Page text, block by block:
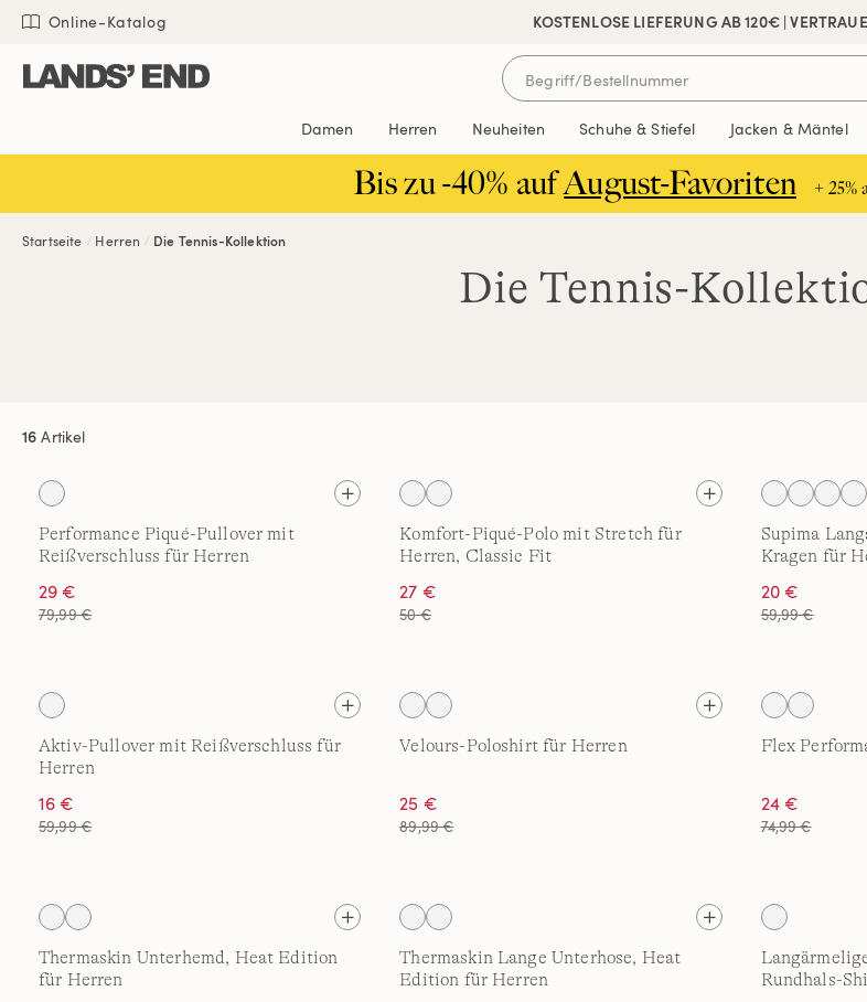
Direkt
Inhalt
Direkt
Navigation
Direkt
Suche
KOSTENLOSE LIEFERUNG AB 120€ |
🔒 SICHER BEZAHLEN
Online-Katalog
Damen Herren Neuheiten Schuhe & Stiefel Jacken & Mäntel
Bis zu -40% aufAugust-Favoriten + 25%
Startseite Herren Die Tennis-Kollektion
Die Tennis-
16 Artikel
Performance Piqué-Pullover mit
Reißverschluss für Herren
29 €
79,99 €
Komfort-Piqué-Polo mit Stretch für
Herren, Classic Fit
27 €
50 €
Supima
Kragen für
20 €
59,99 €
Aktiv-Pullover mit Reißverschluss für
Herren
16 €
59,99 €
Velours-Poloshirt für Herren
25 €
89,99 €
Flex
24 €
74,99 €
Thermaskin Unterhemd, Heat Edition
für Herren
Thermaskin Lange Unterhose, Heat
Edition für Herren
Rundhals-